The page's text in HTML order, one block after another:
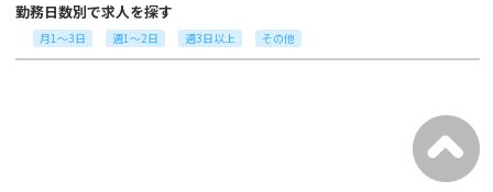
勤務日数別で求人を探す
月1～3日 週1～2日 週3日以上 その他